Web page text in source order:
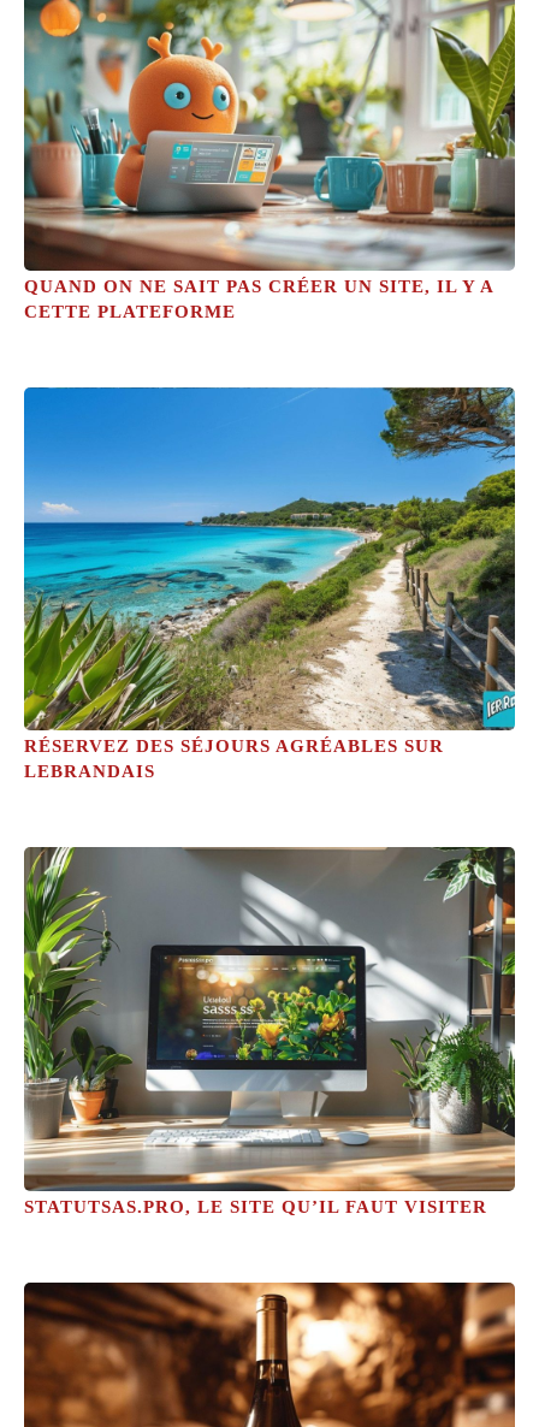
QUAND ON NE SAIT PAS CRÉER UN SITE, IL Y A
CETTE PLATEFORME
RÉSERVEZ DES SÉJOURS AGRÉABLES SUR
LEBRANDAIS
STATUTSAS.PRO, LE SITE QU’IL FAUT VISITER